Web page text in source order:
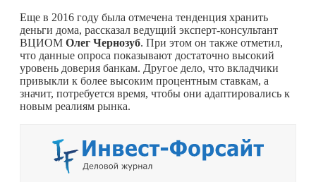
Еще в 2016 году была отмечена тенденция хранить
деньги дома, рассказал ведущий эксперт-консультант
ВЦИОМ Олег Чернозуб. При этом он также отметил,
что данные опроса показывают достаточно высокий
уровень доверия банкам. Другое дело, что вкладчики
привыкли к более высоким процентным ставкам, а
значит, потребуется время, чтобы они адаптировались к
новым реалиям рынка.